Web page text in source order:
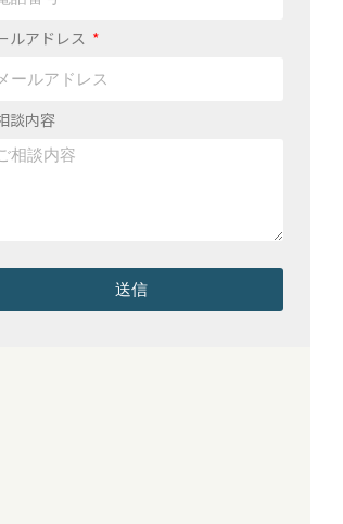
ルアドレス
談内容
送信